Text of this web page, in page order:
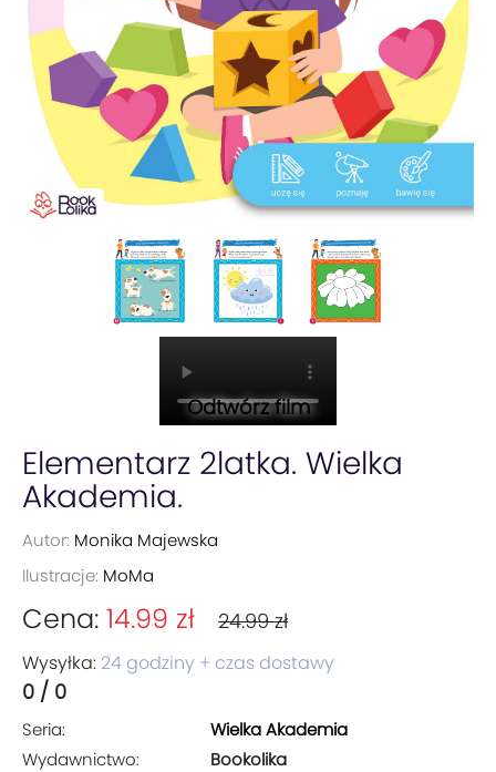
Odtwórz film
Elementarz 2latka. Wielka
Akademia.
Autor: Monika Majewska
Ilustracje: MoMa
Cena: 14.99 zł 24.99 zł
Wysyłka: 24 godziny + czas dostawy
0 / 0
Seria:
Wielka Akademia
Wydawnictwo:
Bookolika